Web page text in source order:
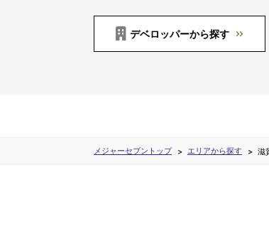
デベロッパーから探す
メジャーセブントップ エリアから探す 滋